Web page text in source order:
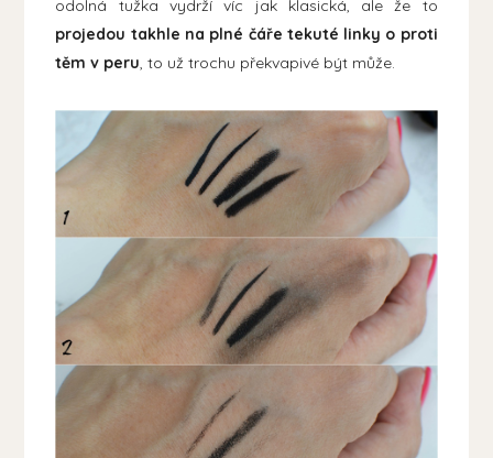
odolná tužka vydrží víc jak klasická, ale že to
projedou takhle na plné čáře tekuté linky o proti
těm v peru, to už trochu překvapivé být může.